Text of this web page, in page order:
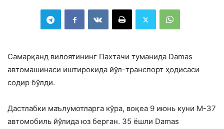
Самарқанд вилоятининг Пахтачи туманида Damas
автомашинаси иштирокида йўл-транспорт ҳодисаси
содир бўлди.
Дастлабки маълумотларга кўра, воқеа 9 июнь куни М-37
автомобиль йўлида юз берган. 35 ёшли Damas